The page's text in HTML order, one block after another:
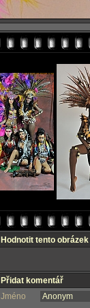
Hodnotit tento obrázek
Přidat komentář
Jméno